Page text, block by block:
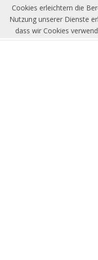
Cookies erleichtern die
Nutzung unserer Dienste
dass wir Cookies